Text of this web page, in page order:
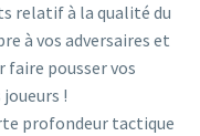
relatif à la qualité du
à vos adversaires et
pousser vos
joueurs !
profondeur tactique